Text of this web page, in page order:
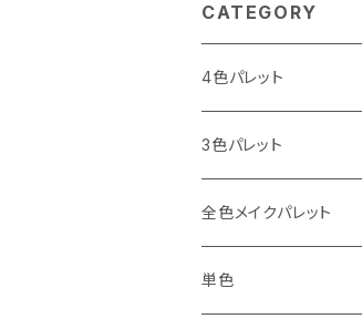
CATEGORY
4色パレット
I LOVE パレット
Spring（春）
Summer（夏）
I CAN MAKE パレット
Spring（春）
アイシャドウ4色パレット
3色パレット
アイブロウ3色
YE（イエロー）
全色メイクパレット
アイシャドウ87色
単色